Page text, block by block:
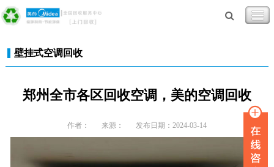
壁挂式空调回收
郑州全市各区回收空调，美的空调回收
作者： 来源： 发布日期：2024-03-14